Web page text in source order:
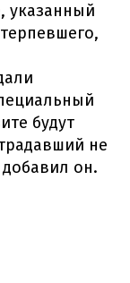
указанный
будут
не
он.